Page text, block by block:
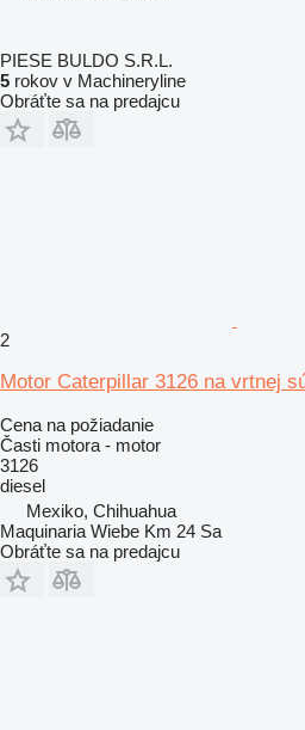
PIESE BULDO S.R.L.
5 rokov v Machineryline
Obráťte sa na predajcu
2
Motor Caterpillar 3126 na vrtnej
Cena na požiadanie
Časti motora - motor
3126
diesel
Mexiko, Chihuahua
Maquinaria Wiebe Km 24 Sa
Obráťte sa na predajcu